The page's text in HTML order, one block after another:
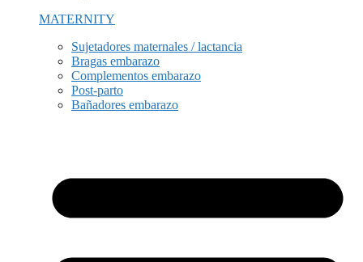
MATERNITY
Sujetadores maternales / lactancia
Bragas embarazo
Complementos embarazo
Post-parto
Bañadores embarazo